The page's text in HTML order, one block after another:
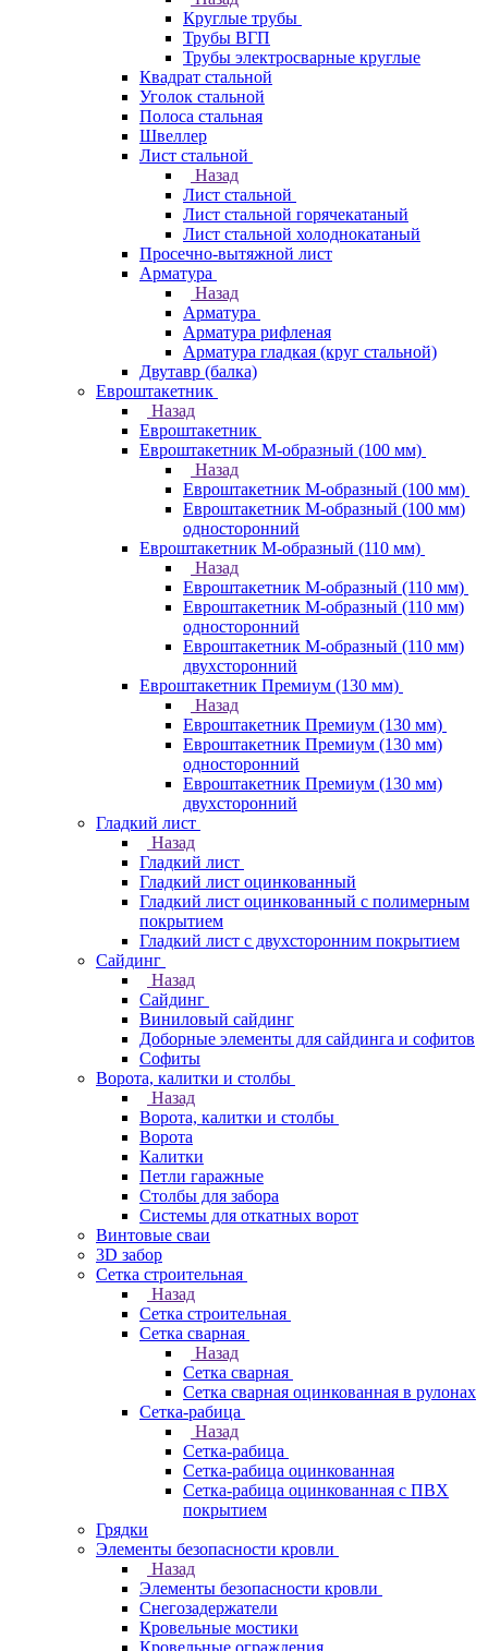
Круглые трубы
Трубы ВГП
Трубы электросварные круглые
Квадрат стальной
Уголок стальной
Полоса стальная
Швеллер
Лист стальной
Назад
Лист стальной
Лист стальной горячекатаный
Лист стальной холоднокатаный
Просечно-вытяжной лист
Арматура
Назад
Арматура
Арматура рифленая
Арматура гладкая (круг стальной)
Двутавр (балка)
Евроштакетник
Назад
Евроштакетник
Евроштакетник М-образный (100 мм)
Назад
Евроштакетник М-образный (100 мм)
Евроштакетник М-образный (100 мм)
односторонний
Евроштакетник М-образный (110 мм)
Назад
Евроштакетник М-образный (110 мм)
Евроштакетник М-образный (110 мм)
односторонний
Евроштакетник М-образный (110 мм)
двухсторонний
Евроштакетник Премиум (130 мм)
Назад
Евроштакетник Премиум (130 мм)
Евроштакетник Премиум (130 мм)
односторонний
Евроштакетник Премиум (130 мм)
двухсторонний
Гладкий лист
Назад
Гладкий лист
Гладкий лист оцинкованный
Гладкий лист оцинкованный с полимерным
покрытием
Гладкий лист с двухсторонним покрытием
Сайдинг
Назад
Сайдинг
Виниловый сайдинг
Доборные элементы для сайдинга и софитов
Софиты
Ворота, калитки и столбы
Назад
Ворота, калитки и столбы
Ворота
Калитки
Петли гаражные
Столбы для забора
Системы для откатных ворот
Винтовые сваи
3D забор
Сетка строительная
Назад
Сетка строительная
Сетка сварная
Назад
Сетка сварная
Сетка сварная оцинкованная в рулонах
Сетка-рабица
Назад
Сетка-рабица
Сетка-рабица оцинкованная
Сетка-рабица оцинкованная с ПВХ
покрытием
Грядки
Элементы безопасности кровли
Назад
Элементы безопасности кровли
Снегозадержатели
Кровельные мостики
Кровельные ограждения